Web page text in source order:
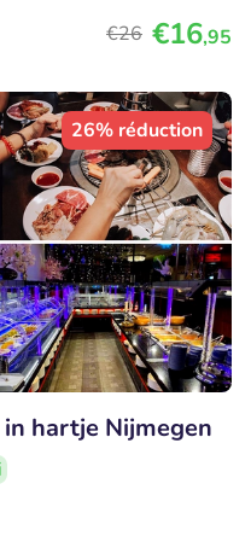
€26 €16,95
26% réduction
hartje Nijmegen